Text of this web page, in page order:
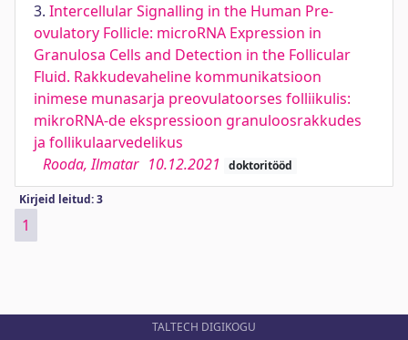
3. Intercellular Signalling in the Human Pre-
ovulatory Follicle: microRNA Expression in
Granulosa Cells and Detection in the Follicular
Fluid. Rakkudevaheline kommunikatsioon
inimese munasarja preovulatoorses folliikulis:
mikroRNA-de ekspressioon granuloosrakkudes
ja follikulaarvedelikus
Rooda, Ilmatar 10.12.2021 doktoritööd
Kirjeid leitud: 3
1
TALTECH DIGIKOGU